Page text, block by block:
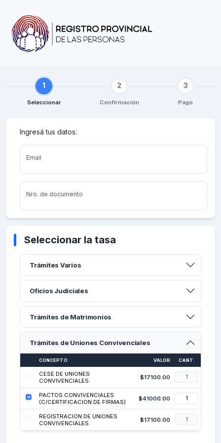
1
Seleccionar
2
Confirmación
3
Pago
Ingresá tus datos:
Email
Nro. de documento
Seleccionar la tasa
Trámites Varios
Oficios Judiciales
Trámites de Matrimonios
Trámites de Uniones Convivenciales
CONCEPTO VALOR CANT.
CESE DE UNIONES
CONVIVENCIALES
$17100.00
PACTOS CONVIVENCIALES
(C/CERTIFICACION DE FIRMAS)
$41000.00
REGISTRACION DE UNIONES
CONVIVENCIALES
$17100.00